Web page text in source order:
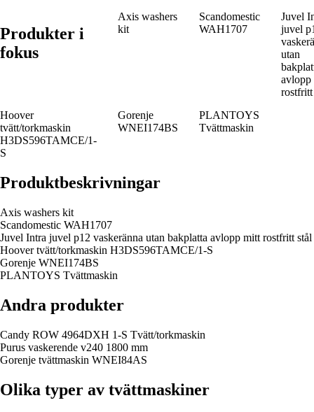
Produkter i
fokus
Axis washers
kit
Scandomestic
WAH1707
Juvel
juvel
utan
avlopp
rostfritt
Hoover
tvätt/torkmaskin
H3DS596TAMCE/1-
S
Gorenje
WNEI174BS
PLANTOYS
Tvättmaskin
Produktbeskrivningar
Axis washers kit
Scandomestic WAH1707
Juvel Intra juvel p12 vaskeränna utan bakplatta avlopp mitt rostfritt stål
Hoover tvätt/torkmaskin H3DS596TAMCE/1-S
Gorenje WNEI174BS
PLANTOYS Tvättmaskin
Andra produkter
Candy ROW 4964DXH 1-S Tvätt/torkmaskin
Purus vaskerende v240 1800 mm
Gorenje tvättmaskin WNEI84AS
Olika typer av tvättmaskiner